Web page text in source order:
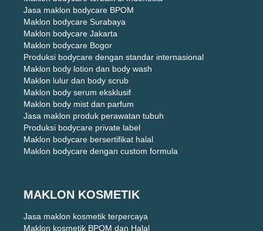
Jasa maklon bodycare BPOM
Maklon bodycare Surabaya
Maklon bodycare Jakarta
Maklon bodycare Bogor
Produksi bodycare dengan standar internasional
Maklon body lotion dan body wash
Maklon lulur dan body scrub
Maklon body serum eksklusif
Maklon body mist dan parfum
Jasa maklon produk perawatan tubuh
Produksi bodycare private label
Maklon bodycare bersertifikat halal
Maklon bodycare dengan custom formula
MAKLON KOSMETIK
Jasa maklon kosmetik terpercaya
Maklon kosmetik BPOM dan Halal